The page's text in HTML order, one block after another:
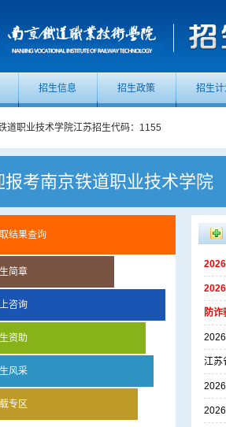
招生信息 招生政策 招生计
道职业技术学院江苏招生代码：1155
报考南京铁道职业技术学院
结果查询
简章
咨询
资助
风采
载专区
防诈
江苏